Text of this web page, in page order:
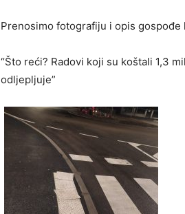
Prenosimo fotografiju i opis gospođe
“Što reći? Radovi koji su koštali 1,3
odljepljuje”